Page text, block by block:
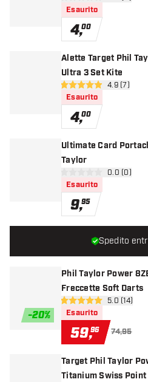
Esaurito
4,00
Alette Target Phil
Ultra 3 Set Kite
apri
4.9 stelle di valutazione
4.9 (7)
Esaurito
4,00
Ultimate Card
Taylor
apri
0 stelle di valutazione
0.0 (0)
Esaurito
9,95
-20%
Phil Taylor Power
Freccette Soft Darts
apri
5 stelle di valutazione
5.0 (14)
Esaurito
59,96 74,95
Target Phil Taylor
Titanium Swiss
Spedito